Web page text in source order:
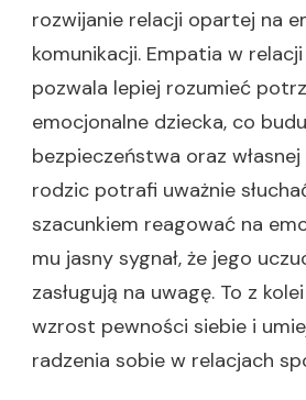
rozwijanie relacji opartej na
komunikacji. Empatia w
pozwala lepiej rozumieć
emocjonalne dziecka, co
bezpieczeństwa oraz
rodzic potrafi uważnie
szacunkiem reagować na
mu jasny sygnał, że jego
zasługują na uwagę. To z
wzrost pewności siebie i
radzenia sobie w relacjach